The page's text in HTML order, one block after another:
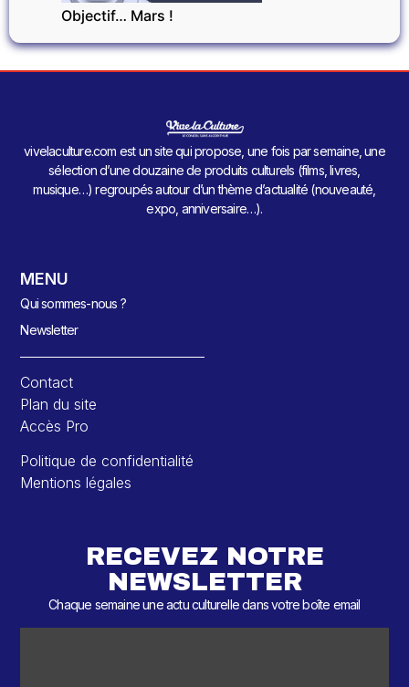
Objectif… Mars !
vivelaculture.com est un site qui propose, une fois par semaine, une
sélection d’une douzaine de produits culturels (films, livres,
musique…) regroupés autour d’un thème d’actualité (nouveauté,
expo, anniversaire…).
MENU
Qui sommes-nous ?
Newsletter
Contact
Plan du site
Accès Pro
Politique de confidentialité
Mentions légales
RECEVEZ NOTRE
NEWSLETTER
Chaque semaine une actu culturelle dans votre boîte email